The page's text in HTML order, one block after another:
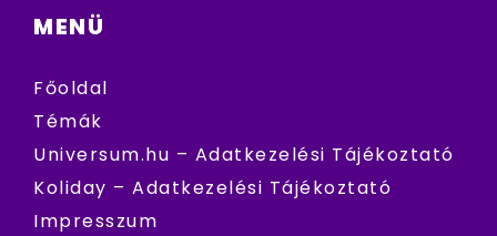
MENÜ
Főoldal
Témák
Universum.hu – Adatkezelési Tájékoztató
Koliday – Adatkezelési Tájékoztató
Impresszum